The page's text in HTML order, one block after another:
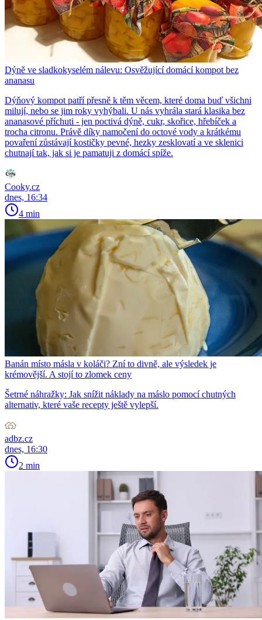
Dýně ve sladkokyselém nálevu: Osvěžující domácí kompot bez
ananasu
Dýňový kompot patří přesně k těm věcem, které doma buď všichni
milují, nebo se jim roky vyhýbali. U nás vyhrála stará klasika bez
ananasové příchuti - jen poctivá dýně, cukr, skořice, hřebíček a
trocha citronu. Právě díky namočení do octové vody a krátkému
povaření zůstávají kostičky pevné, hezky zesklovatí a ve sklenici
chutnají tak, jak si je pamatuji z domácí spíže.
Cooky.cz
dnes, 16:34
4 min
Banán místo másla v koláči? Zní to divně, ale výsledek je
krémovější. A stojí to zlomek ceny
Šetrné náhražky: Jak snížit náklady na máslo pomocí chutných
alternativ, které vaše recepty ještě vylepší.
adbz.cz
dnes, 16:30
2 min